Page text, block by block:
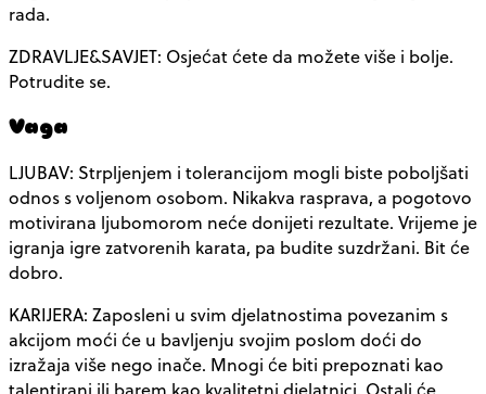
rada.
ZDRAVLJE&SAVJET: Osjećat ćete da možete više i bolje.
Potrudite se.
Vaga
LJUBAV: Strpljenjem i tolerancijom mogli biste poboljšati
odnos s voljenom osobom. Nikakva rasprava, a pogotovo
motivirana ljubomorom neće donijeti rezultate. Vrijeme je
igranja igre zatvorenih karata, pa budite suzdržani. Bit će
dobro.
KARIJERA: Zaposleni u svim djelatnostima povezanim s
akcijom moći će u bavljenju svojim poslom doći do
izražaja više nego inače. Mnogi će biti prepoznati kao
talentirani ili barem kao kvalitetni djelatnici. Ostali će